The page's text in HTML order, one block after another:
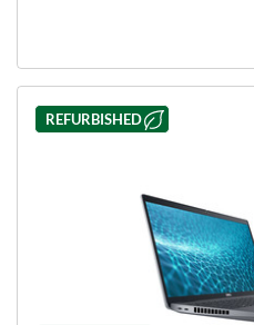
REFURBISHED